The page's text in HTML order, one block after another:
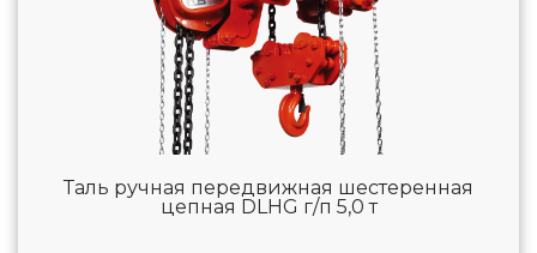
Таль ручная передвижная шестеренная
цепная DLHG г/п 5,0 т